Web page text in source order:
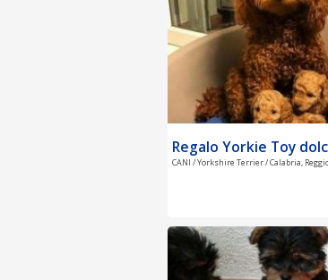
Regalo Yorkie Toy
CANI / Yorkshire Terrier / Calabria,